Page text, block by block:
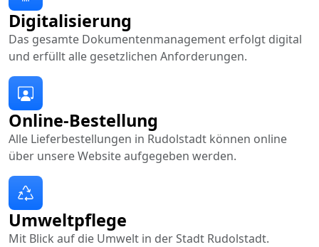
Online-Bestellung
Alle Lieferbestellungen in Rudolstadt können online
über unsere Website aufgegeben werden.
Digitalisierung
Das gesamte Dokumentenmanagement erfolgt digital
und erfüllt alle gesetzlichen Anforderungen.
Umweltpflege
Mit Blick auf die Umwelt in der Stadt Rudolstadt.